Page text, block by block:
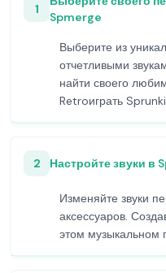
1
Spmerge
Выберите из
отчетливыми
найти своего
Retroиграть
2 Настройте звуки в
Изменяйте звуки
аксессуаров.
этом музыкальном